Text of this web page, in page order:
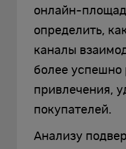
онлайн-
определить,
каналы
более успешно
привлечения,
покупателей.
Анализу